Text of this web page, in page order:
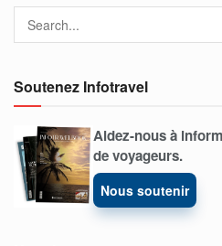
Soutenez Infotravel
Aidez-nous à
de voyageurs.
Nous soutenir